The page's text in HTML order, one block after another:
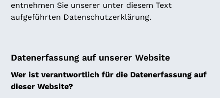
entnehmen Sie unserer unter diesem Text
aufgeführten Datenschutzerklärung.
Datenerfassung auf unserer Website
Wer ist verantwortlich für die Datenerfassung auf
dieser Website?